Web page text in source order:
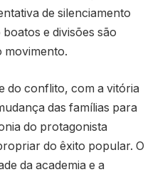
de silenciamento
e divisões são
movimento.
do conflito, com a vitória
das famílias para
do protagonista
do êxito popular. O
da academia e a